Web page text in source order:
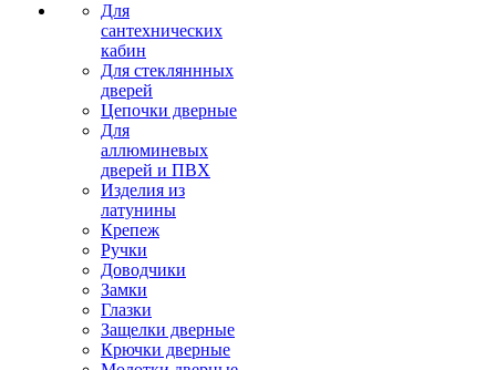
Для
сантехнических
кабин
Для стекляннных
дверей
Цепочки дверные
Для
аллюминевых
дверей и ПВХ
Изделия из
латунины
Крепеж
Ручки
Доводчики
Замки
Глазки
Защелки дверные
Крючки дверные